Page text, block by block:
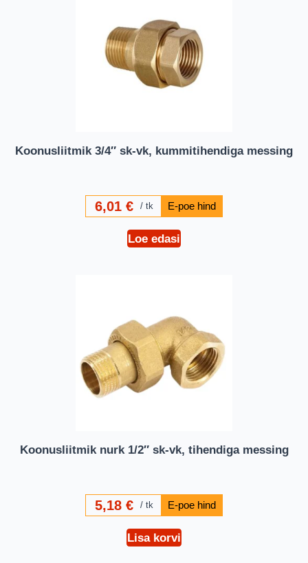
Koonusliitmik 3/4″ sk-vk, kummitihendiga messing
6,01€ tk
Loe edasi
Koonusliitmik nurk 1/2″ sk-vk, tihendiga messing
5,18€ tk
Lisa korvi